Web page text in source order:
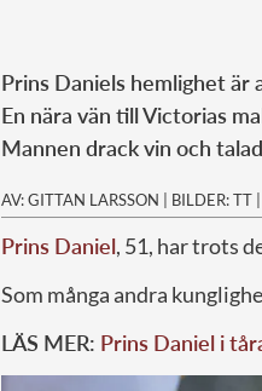
Prins Daniels hemlighet är
En nära vän till Victorias
Mannen drack vin och
AV: GITTAN LARSSON | BILDER: TT |
Prins Daniel, 51, har trots
Som många andra
LÄS MER: Prins Daniel i